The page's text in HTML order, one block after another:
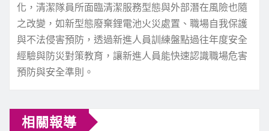
化，清潔隊員所面臨清潔服務型態與外部潛在風險也隨
之改變，如新型態廢棄鋰電池火災處置、職場自我保護
與不法侵害預防，透過新進人員訓練盤點過往年度安全
經驗與防災對策教育，讓新進人員能快速認識職場危害
預防與安全準則。
相關報導